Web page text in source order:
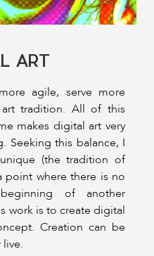
ART
agile, serve more
tradition. All of this
makes digital art very
Seeking this balance, I
(the tradition of
point where there is no
of another
work is to create digital
Creation can be